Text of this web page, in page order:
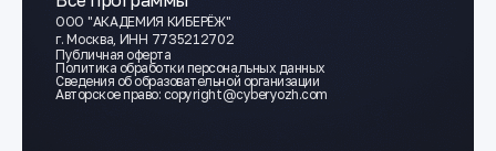
Публичная оферта
Политика обработки персональных данных
Сведения об образовательной организации
Авторское право: сopyright@cyberyozh.com
ООО "АКАДЕМИЯ КИБЕРЁЖ"
г. Москва, ИНН 7735212702